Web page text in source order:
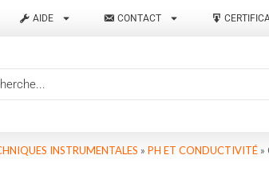
AIDE CONTACT
INSTRUMENTALES » PH ET CONDUCTIVITÉ »